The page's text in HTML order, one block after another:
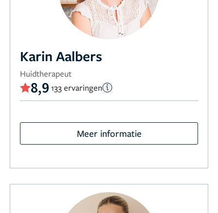
Karin Aalbers
Huidtherapeut
8,9 133 ervaringen
Meer informatie